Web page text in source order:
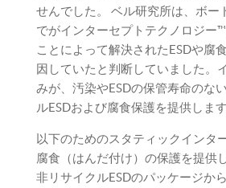
せんでした。 ベル研究所は、ボー
でがインターセプトテクノロジー
ことによって解決されたESDや腐
因していたと判断していました。
みが、汚染やESDの保管寿命のな
ルESDおよび腐食保護を提供します
以下のためのスタティックインタ
腐食（はんだ付け）の保護を提供
非リサイクルESDのパッケージか